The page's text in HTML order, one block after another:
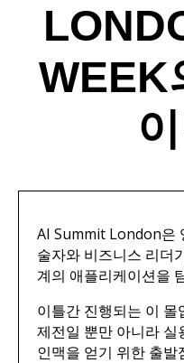
WEEK
AI Summit London은
술자와 비즈니스 리더
계의 애플리케이션을
이틀간 진행되는 이
제전일 뿐만 아니라 실
인맥을 얻기 위한 출발